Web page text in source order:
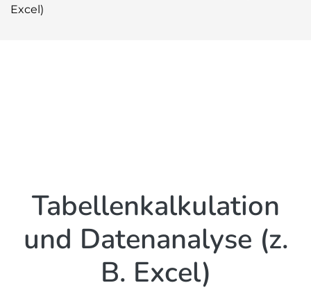
Excel)
Tabellenkalkulation
und Datenanalyse (z.
B. Excel)